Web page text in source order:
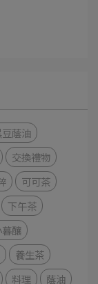
蔭油
交換禮物
可可茶
下午茶
暮釀
養生茶
料理
蔭油